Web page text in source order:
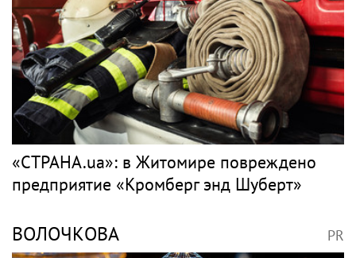
«СТРАНА.ua»: в Житомире повреждено
предприятие «Кромберг энд Шуберт»
ВОЛОЧКОВА PR